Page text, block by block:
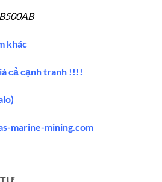
khác
cả cạnh tranh !!!!
marine-mining.com